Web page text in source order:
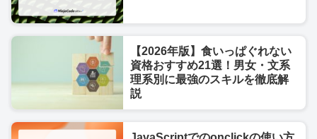
【2026年版】食いっぱぐれない
資格おすすめ21選！男女・文系
理系別に最強のスキルを徹底解
説